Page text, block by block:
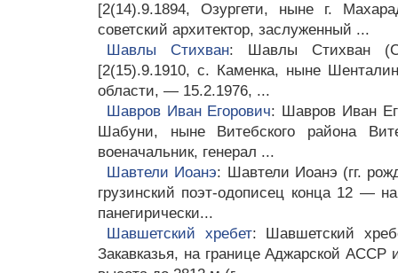
[2(14).9.1894, Озургети, ныне г.
советский архитектор, заслуженный ...
Шавлы Стихван: Шавлы Стихван
[2(15).9.1910, с. Каменка, ныне
области, — 15.2.1976, ...
Шавров Иван Егорович: Шавров Иван
Шабуни, ныне Витебского района
военачальник, генерал ...
Шавтели Иоанэ: Шавтели Иоанэ (гг.
грузинский поэт-одописец конца 12 —
панегирически...
Шавшетский хребет: Шавшетский
Закавказья, на границе Аджарской